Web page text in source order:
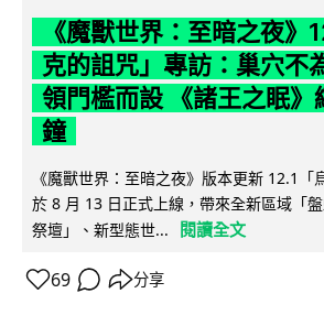
《魔獸世界：至暗之夜》
克的詛咒」專訪：巢穴不
領門檻而設 《諸王之眠》
鐘
《魔獸世界：至暗之夜》版本更新 12.1「
於 8 月 13 日正式上線，帶來全新區域「
祭壇」、新型態世...
閱讀全文
69 分享